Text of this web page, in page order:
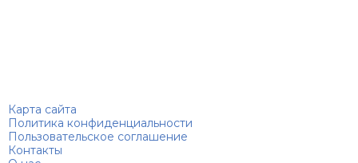
Карта сайта
Политика конфиденциальности
Пользовательское соглашение
Контакты